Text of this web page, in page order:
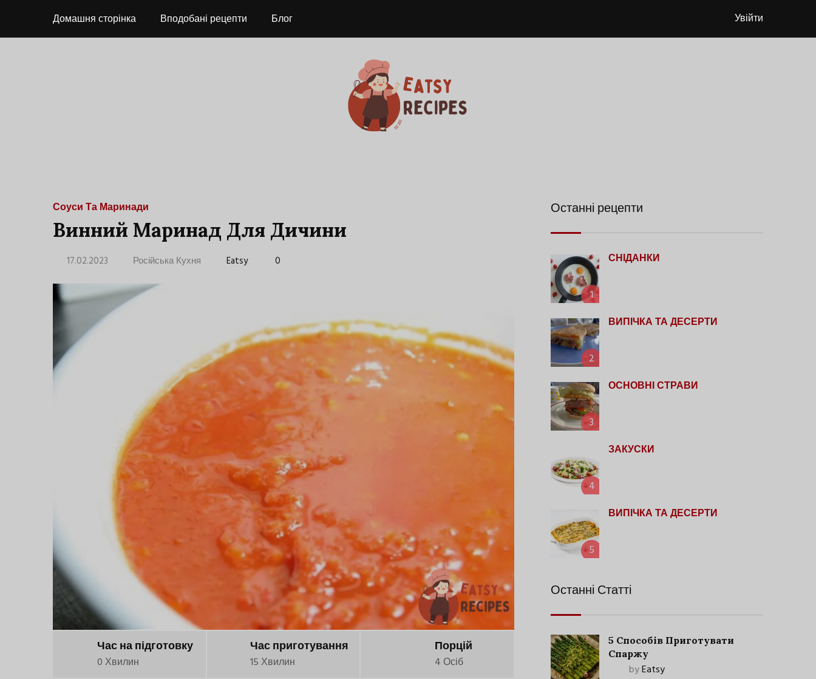
Домашня сторінка Вподобані рецепти Блог Увійти
Соуси Та Маринади
Винний Маринад Для Дичини
17.02.2023 Російська Кухня Eatsy 0
Час на підготовку
0 Хвилин
Час приготування
15 Хвилин
Порцій
4 Осіб
Останні рецепти
1
СНІДАНКИ
2
ВИПІЧКА ТА ДЕСЕРТИ
3
ОСНОВНІ СТРАВИ
4
ЗАКУСКИ
5
ВИПІЧКА ТА ДЕСЕРТИ
Останні Статті
5 Способів Приготувати
Спаржу
byEatsy